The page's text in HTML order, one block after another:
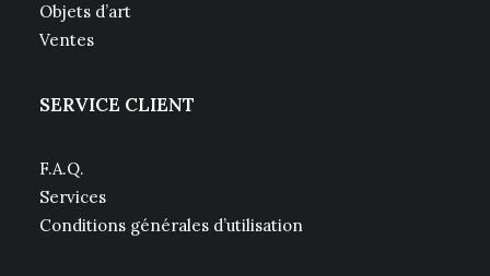
Objets d’art
Ventes
SERVICE CLIENT
F.A.Q.
Services
Conditions générales d’utilisation